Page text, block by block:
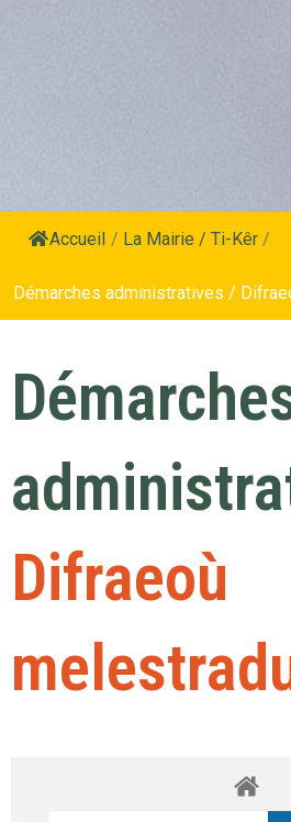
Accueil / La Mairie / Ti-Kêr /
Démarches administratives /
Difraeoù